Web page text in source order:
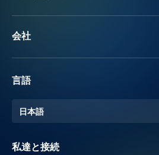
会社
言語
日本語
私達と接続